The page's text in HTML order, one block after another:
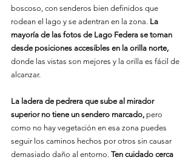
boscoso, con senderos bien definidos que
rodean el lago y se adentran en la zona. La
mayoría de las fotos de Lago Federa se toman
desde posiciones accesibles en la orilla norte,
donde las vistas son mejores y la orilla es fácil de
alcanzar.
La ladera de pedrera que sube al mirador
superior no tiene un sendero marcado, pero
como no hay vegetación en esa zona puedes
seguir los caminos hechos por otros sin causar
demasiado daño al entorno. Ten cuidado cerca